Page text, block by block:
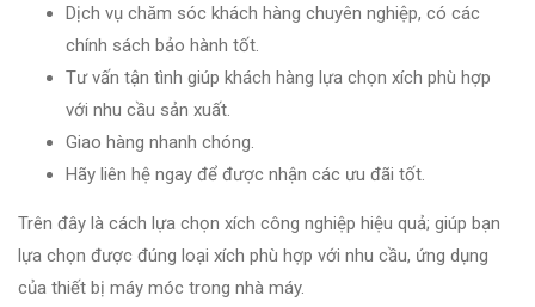
Dịch vụ chăm sóc khách hàng chuyên nghiệp, có các
chính sách bảo hành tốt.
Tư vấn tận tình giúp khách hàng lựa chọn xích phù hợp
với nhu cầu sản xuất.
Giao hàng nhanh chóng.
Hãy liên hệ ngay để được nhận các ưu đãi tốt.
Trên đây là cách lựa chọn xích công nghiệp hiệu quả; giúp bạn
lựa chọn được đúng loại xích phù hợp với nhu cầu, ứng dụng
của thiết bị máy móc trong nhà máy.